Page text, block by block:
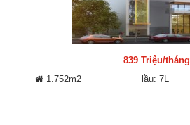
839 Triệu/tháng
1.752m2
lầu: 7L